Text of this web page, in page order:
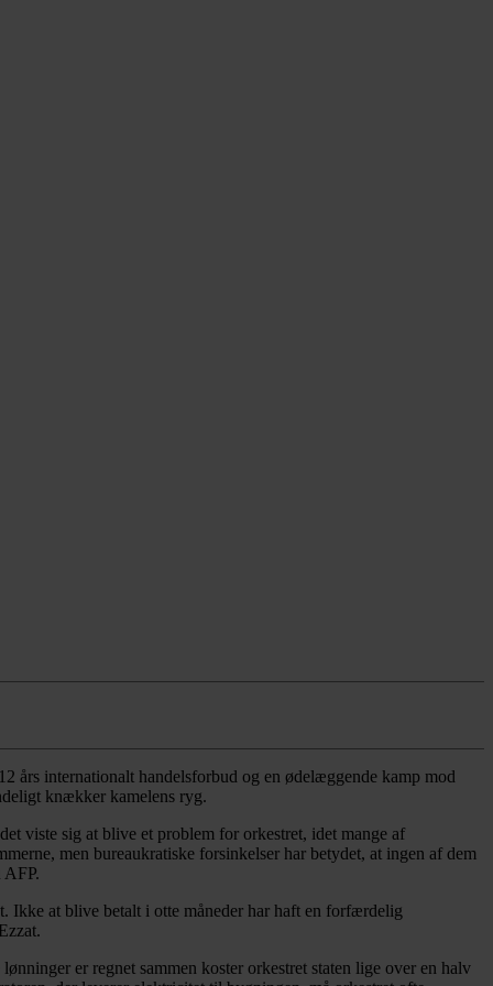
års internationalt handelsforbud og en ødelæggende kamp mod
knækker kamelens ryg.
viste sig at blive et problem for orkestret, idet mange af
men bureaukratiske forsinkelser har betydet, at ingen af dem
AFP.
Ikke at blive betalt i otte måneder har haft en forfærdelig
er regnet sammen koster orkestret staten lige over en halv